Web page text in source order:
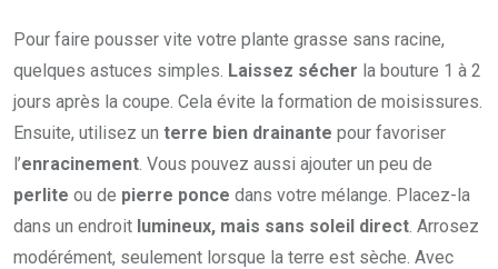
Pour faire pousser vite votre plante grasse sans racine,
quelques astuces simples. Laissez sécher la bouture 1 à 2
jours après la coupe. Cela évite la formation de moisissures.
Ensuite, utilisez un terre bien drainante pour favoriser
l’enracinement. Vous pouvez aussi ajouter un peu de
perlite ou de pierre ponce dans votre mélange. Placez-la
dans un endroit lumineux, mais sans soleil direct. Arrosez
modérément, seulement lorsque la terre est sèche. Avec